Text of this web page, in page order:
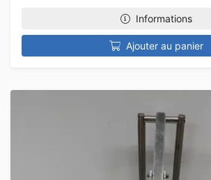
Informations
Ajouter au panier